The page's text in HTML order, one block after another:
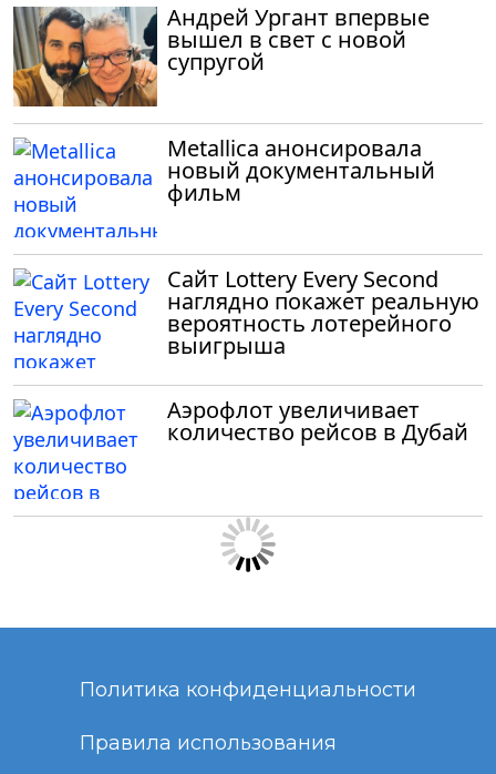
Андрей Ургант впервые
вышел в свет с новой
супругой
Metallica анонсировала
новый документальный
фильм
Сайт Lottery Every Second
наглядно покажет реальную
вероятность лотерейного
выигрыша
Аэрофлот увеличивает
количество рейсов в Дубай
Политика конфиденциальности
Правила использования